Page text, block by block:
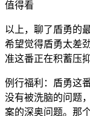
以上，聊了盾勇的
希望觉得盾勇太差
准这番正在积蓄压
例行福利：盾勇这
没有被洗脑的问题
案的深奥问题。那